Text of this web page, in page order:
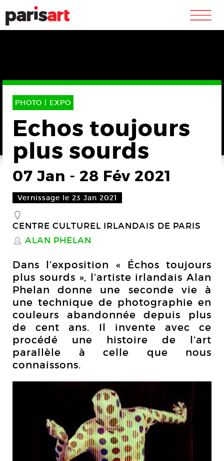
m
PHOTO | EXPO
Echos toujours
plus sourds
07 Jan - 28 Fév 2021
Vernissage le 23 Jan 2021
_
CENTRE CULTUREL IRLANDAIS DE PARIS
S ALAN PHELAN
Dans l’exposition « Échos toujours
plus sourds », l’artiste irlandais Alan
Phelan donne une seconde vie à
une technique de photographie en
couleurs abandonnée depuis plus
de cent ans. Il invente avec ce
procédé une histoire de l’art
parallèle à celle que nous
connaissons.